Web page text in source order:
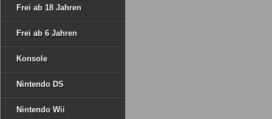
Frei ab 18 Jahren
Frei ab 6 Jahren
Konsole
Nintendo DS
Nintendo Wii